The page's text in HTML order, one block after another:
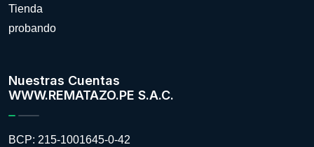
Tienda
probando
Nuestras Cuentas
WWW.REMATAZO.PE S.A.C.
BCP: 215-1001645-0-42